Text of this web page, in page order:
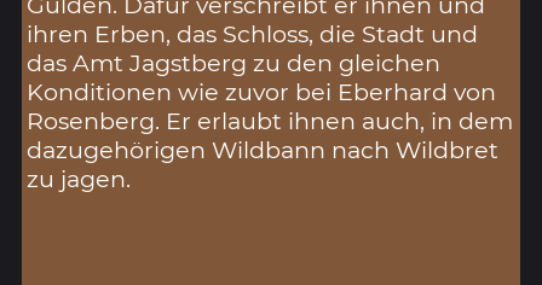
ihren Erben, das Schloss, die Stadt und
das Amt Jagstberg zu den gleichen
Konditionen wie zuvor bei Eberhard von
Rosenberg. Er erlaubt ihnen auch, in dem
dazugehörigen Wildbann nach Wildbret
zu jagen.